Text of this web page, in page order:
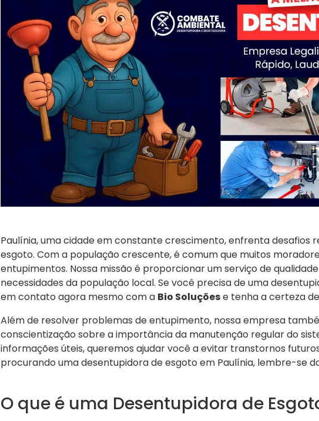
Paulínia, uma cidade em constante crescimento, enfrenta desafios
esgoto. Com a população crescente, é comum que muitos
entupimentos. Nossa missão é proporcionar um serviço de
necessidades da população local. Se você precisa de uma
em contato agora mesmo com a Bio Soluçõese tenha a certeza
Além de resolver problemas de entupimento, nossa empresa
conscientização sobre a importância da manutenção regular do
informações úteis, queremos ajudar você a evitar transtornos
procurando uma desentupidora de esgoto em Paulínia, lembre-se
O que é uma Desentupidora de